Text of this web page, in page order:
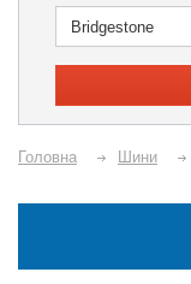
Bridgestone
Головна Шини